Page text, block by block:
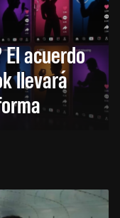
acuerdo
llevará